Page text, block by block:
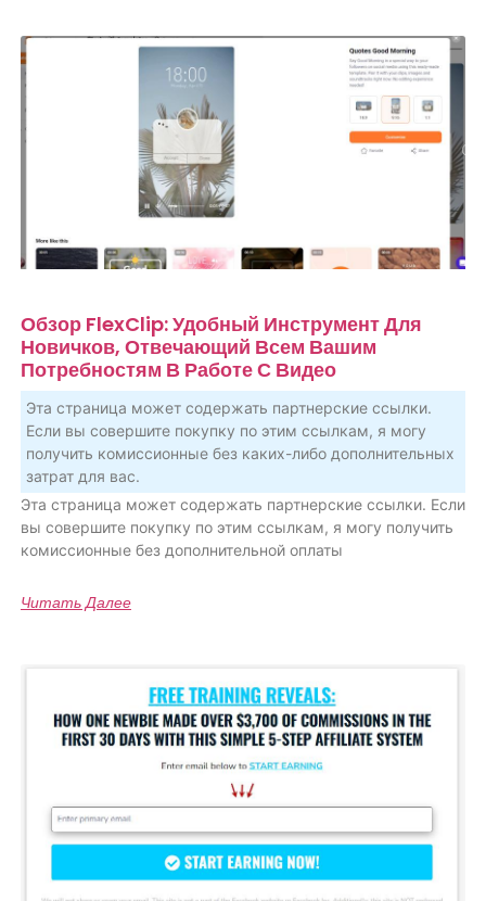
Обзор FlexClip: Удобный Инструмент Для
Новичков, Отвечающий Всем Вашим
Потребностям В Работе С Видео
Эта страница может содержать партнерские ссылки.
Если вы совершите покупку по этим ссылкам, я могу
получить комиссионные без каких-либо дополнительных
затрат для вас.
Эта страница может содержать партнерские ссылки. Если
вы совершите покупку по этим ссылкам, я могу получить
комиссионные без дополнительной оплаты
Читать Далее